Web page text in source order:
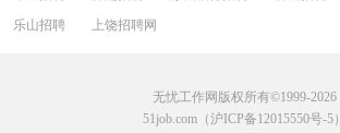
乐山招聘
上饶招聘网
无忧工作网版权所有©1999-2026
51job.com（沪ICP备12015550号-5）